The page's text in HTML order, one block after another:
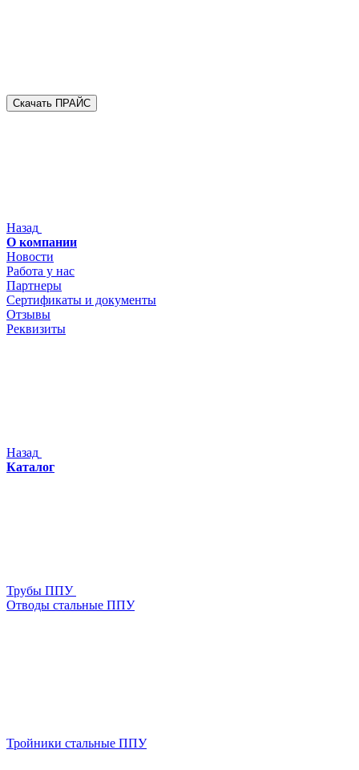
Скачать ПРАЙС
Назад
О компании
Новости
Работа у нас
Партнеры
Сертификаты и документы
Отзывы
Реквизиты
Назад
Каталог
Трубы ППУ
Отводы стальные ППУ
Тройники стальные ППУ